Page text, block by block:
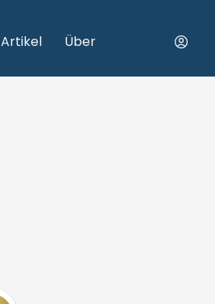
Artikel Über